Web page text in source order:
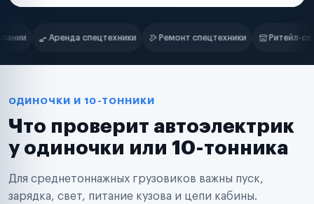
Нам доверяют
Ремонт спецтехники Ритейл-сети Управляющие
Маркетплейсы
Таксопарки
Автодилеры
Поставщики запчастей
Аренда спецтехники
Ремонт спецтехники
ОДИНОЧКИ И 10-ТОННИКИ
Что проверит автоэлектрик
у одиночки или 10-тонника
Для среднетоннажных грузовиков важны пуск,
зарядка, свет, питание кузова и цепи кабины.